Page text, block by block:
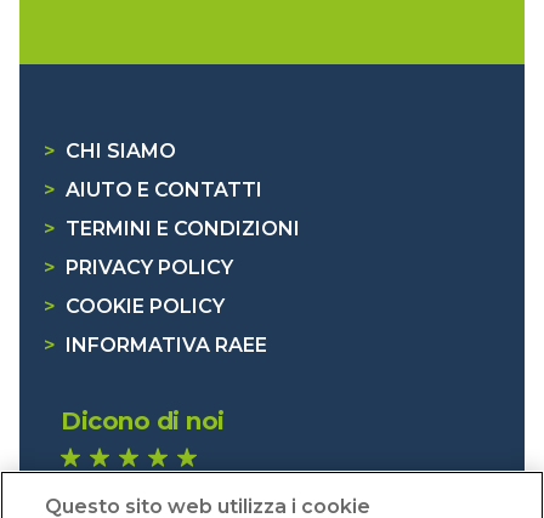
> CHI SIAMO
> AIUTO E CONTATTI
> TERMINI E CONDIZIONI
>
PRIVACY POLICY
> COOKIE POLICY
>
INFORMATIVA RAEE
Dicono di noi
Eccellente (4,8)
Questo sito web utilizza i cookie